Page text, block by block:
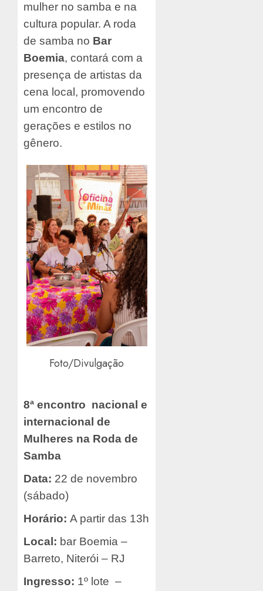
mulher no samba e na
cultura popular. A roda
de samba no Bar
Boemia, contará com a
presença de artistas da
cena local, promovendo
um encontro de
gerações e estilos no
gênero.
Foto/Divulgação
8ª encontro nacional e
internacional de
Mulheres na Roda de
Samba
Data: 22 de novembro
(sábado)
Horário: A partir das 13h
Local: bar Boemia –
Barreto, Niterói – RJ
Ingresso: 1º lote –